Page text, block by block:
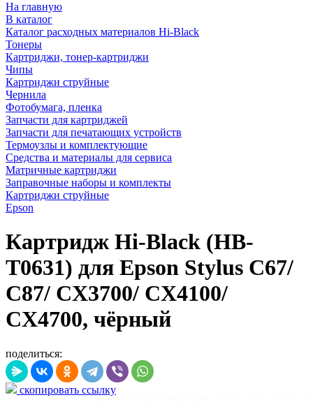
На главную
В каталог
Каталог расходных материалов Hi-Black
Тонеры
Картриджи, тонер-картриджи
Чипы
Картриджи струйные
Чернила
Фотобумага, пленка
Запчасти для картриджей
Запчасти для печатающих устройств
Термоузлы и комплектующие
Средства и материалы для сервиса
Матричные картриджи
Заправочные наборы и комплекты
Картриджи струйные
Epson
Картридж Hi-Black (HB-
T0631) для Epson Stylus C67/
C87/ CX3700/ CX4100/
CX4700, чёрный
поделиться:
скопировать ссылку